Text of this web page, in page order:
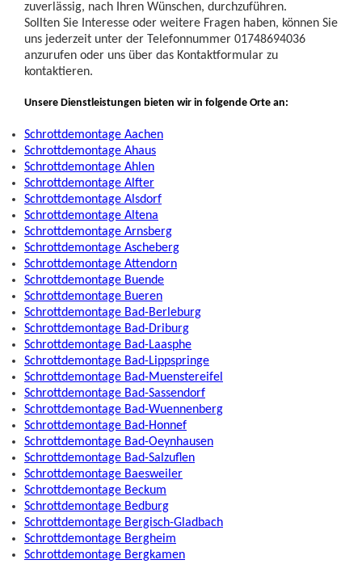
zuverlässig, nach Ihren Wünschen, durchzuführen.
Sollten Sie Interesse oder weitere Fragen haben, können Sie
uns jederzeit unter der Telefonnummer 01748694036
anzurufen oder uns über das Kontaktformular zu
kontaktieren.
Unsere Dienstleistungen bieten wir in folgende Orte an:
Schrottdemontage Aachen
Schrottdemontage Ahaus
Schrottdemontage Ahlen
Schrottdemontage Alfter
Schrottdemontage Alsdorf
Schrottdemontage Altena
Schrottdemontage Arnsberg
Schrottdemontage Ascheberg
Schrottdemontage Attendorn
Schrottdemontage Buende
Schrottdemontage Bueren
Schrottdemontage Bad-Berleburg
Schrottdemontage Bad-Driburg
Schrottdemontage Bad-Laasphe
Schrottdemontage Bad-Lippspringe
Schrottdemontage Bad-Muenstereifel
Schrottdemontage Bad-Sassendorf
Schrottdemontage Bad-Wuennenberg
Schrottdemontage Bad-Honnef
Schrottdemontage Bad-Oeynhausen
Schrottdemontage Bad-Salzuflen
Schrottdemontage Baesweiler
Schrottdemontage Beckum
Schrottdemontage Bedburg
Schrottdemontage Bergisch-Gladbach
Schrottdemontage Bergheim
Schrottdemontage Bergkamen